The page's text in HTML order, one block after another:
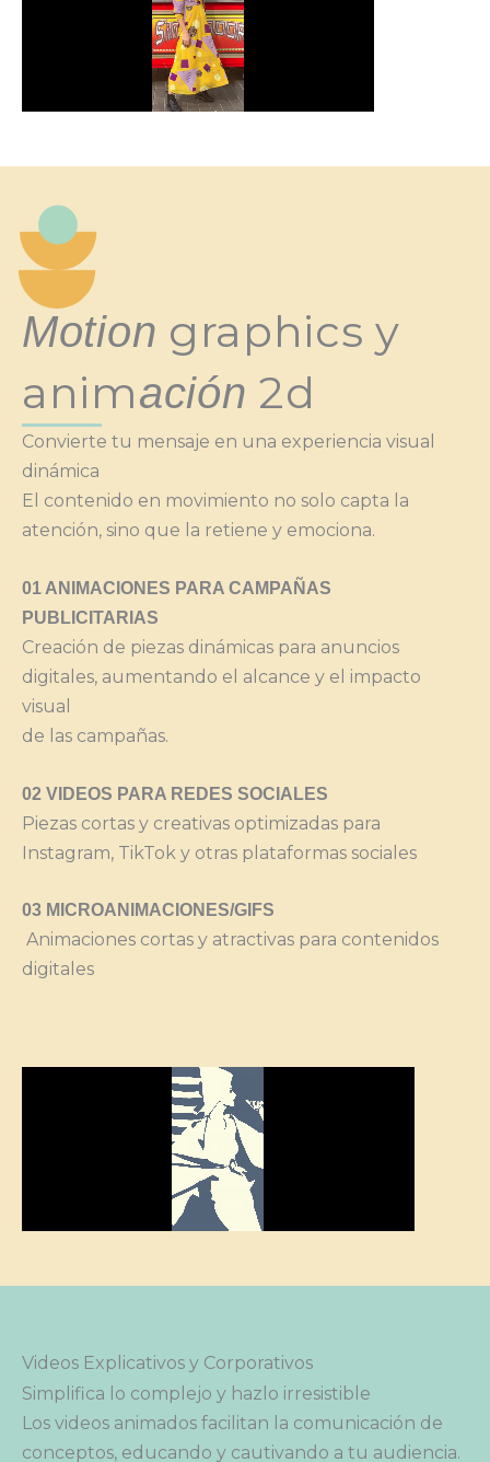
Motion graphics y
animación 2d
Convierte tu mensaje en una experiencia visual
dinámica
El contenido en movimiento no solo capta la
atención, sino que la retiene y emociona.
01 ANIMACIONES PARA CAMPAÑAS
PUBLICITARIAS
Creación de piezas dinámicas para anuncios
digitales, aumentando el alcance y el impacto
visual
de las campañas.
02 VIDEOS PARA REDES SOCIALES
Piezas cortas y creativas optimizadas para
Instagram, TikTok y otras plataformas sociales
03 MICROANIMACIONES/GIFS
Animaciones cortas y atractivas para contenidos
digitales
Videos Explicativos y Corporativos
Simplifica lo complejo y hazlo irresistible
Los videos animados facilitan la comunicación de
conceptos, educando y cautivando a tu audiencia.